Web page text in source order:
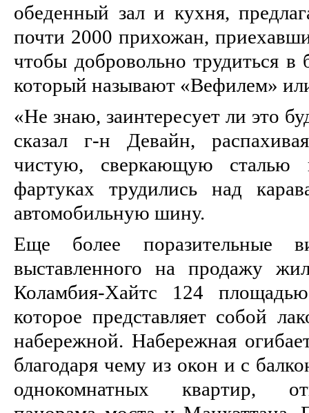
обеденный зал и кухня,
почти 2000 прихожан,
чтобы добровольно трудиться в
который называют «Вефилем»
«Не знаю, заинтересует ли это
сказал г-н Девайн,
чистую, сверкающую
фартуках трудились над
автомобильную шину.
Еще более поразительные
выставленного на продажу
Коламбия-Хайтс 124
которое представляет собой
набережной. Набережная
благодаря чему из окон и с
однокомнатных квартир,